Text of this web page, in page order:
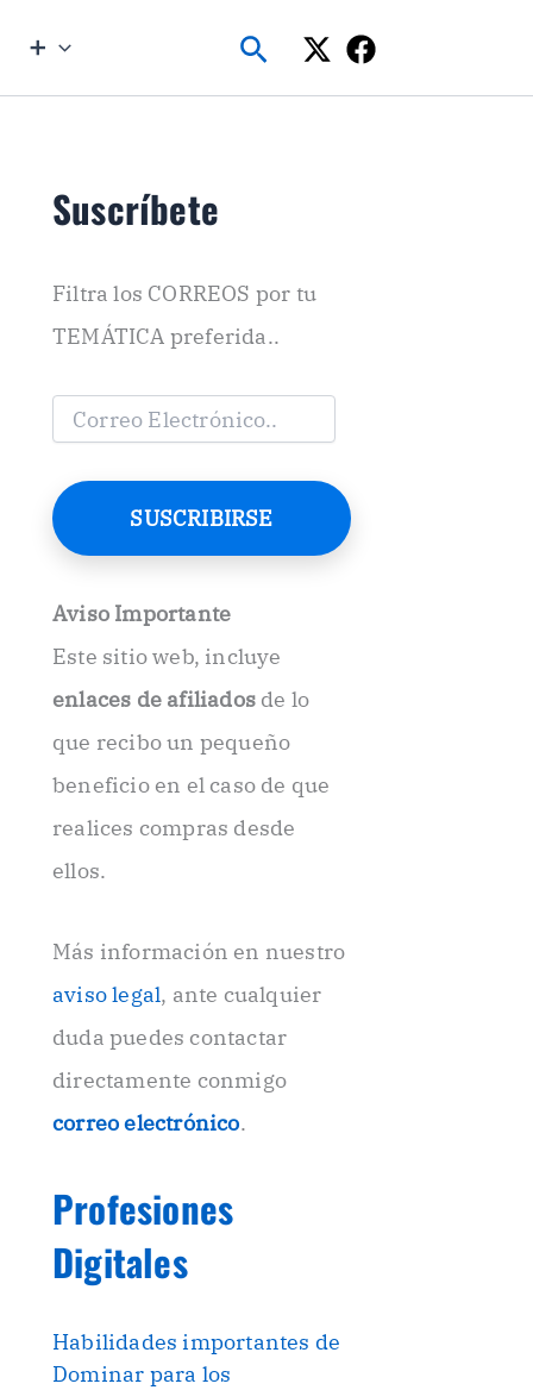
➕ Buscar
Suscríbete
Filtra los CORREOS por tu
TEMÁTICA preferida..
C
e
o
E
c
t
r
ó
i
o
.
SUSCRIBIRSE
Aviso Importante
Este sitio web, incluye
enlaces de afiliados de lo
que recibo un pequeño
beneficio en el caso de que
realices compras desde
ellos.
Más información en nuestro
aviso legal, ante cualquier
duda puedes contactar
directamente conmigo
correo electrónico.
Profesiones
Digitales
Habilidades importantes de
Dominar para los